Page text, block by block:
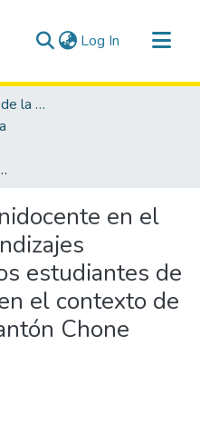
Log In (current)
Facultad de Ciencias de la Educación e Idiomas
elemental, en el contexto de la zona rural del cantón Chone
en el
estudiantes de
el contexto de
Chone